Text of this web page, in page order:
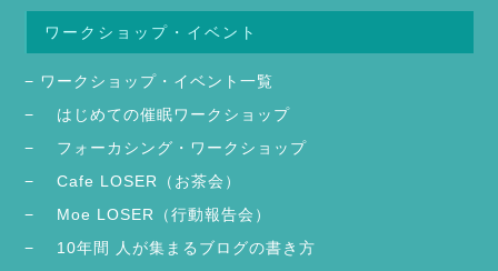
ワークショップ・イベント
ワークショップ・イベント一覧
はじめての催眠ワークショップ
フォーカシング・ワークショップ
Cafe LOSER（お茶会）
Moe LOSER（行動報告会）
10年間 人が集まるブログの書き方